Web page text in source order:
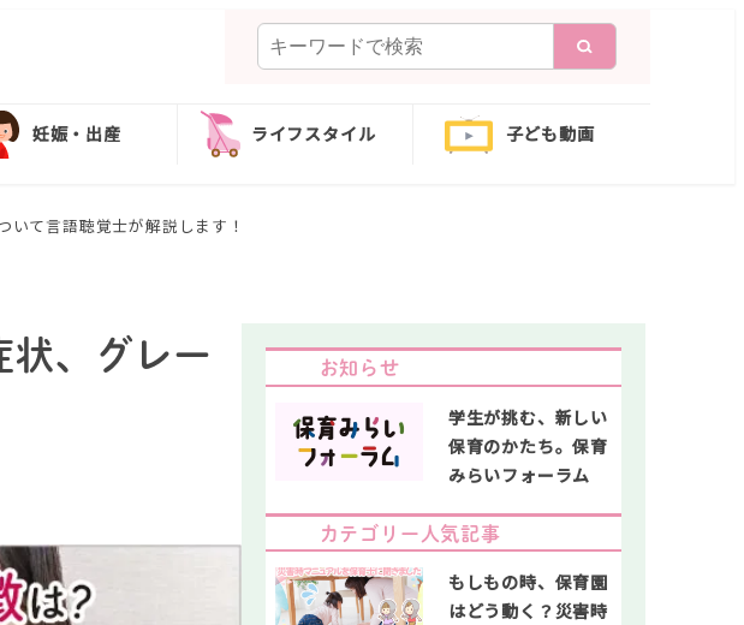
索
妊娠・出産 ライフスタイル 子ども動画
て言語聴覚士が解説します！
状、グレー
お知らせ
学生が挑む、新しい
保育のかたち。保育
みらいフォーラム
カテゴリー人気記事
もしもの時、保育園
はどう動く？災害時